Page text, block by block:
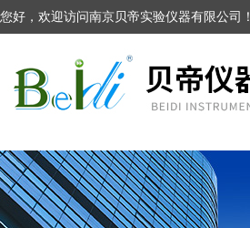
您好，欢迎访问南京贝帝实验仪器有限公司！